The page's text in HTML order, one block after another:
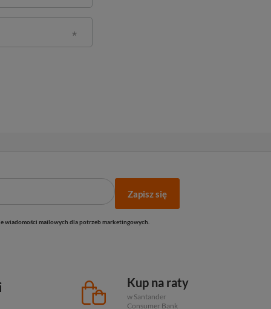
Zapisz się
wiadomości mailowych dla potrzeb marketingowych.
Kup na raty
w Santander
Consumer Bank